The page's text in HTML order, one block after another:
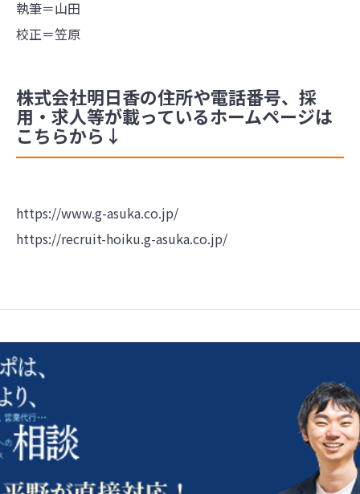
執筆＝山田
校正＝笠原
株式会社明日香の住所や電話番号、採
用・求人等が載っているホームページは
こちらから↓
https://www.g-asuka.co.jp/
https://recruit-hoiku.g-asuka.co.jp/